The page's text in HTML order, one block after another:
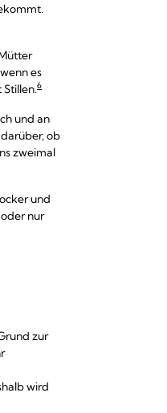
es
6
und an
ob
zweimal
und
nur
zur
wird